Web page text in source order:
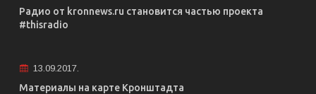
Радио от kronnews.ru становится частью проекта
#thisradio
13.09.2017.
Материалы на карте Кронштадта